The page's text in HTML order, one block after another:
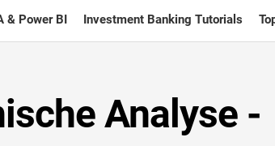
& Power BI Investment Banking Tutorials
Analyse -